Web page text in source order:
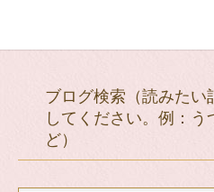
ブログ検索（読みたい
してください。例：
ど）